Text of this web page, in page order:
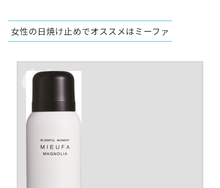
女性の日焼け止めでオススメはミーファ